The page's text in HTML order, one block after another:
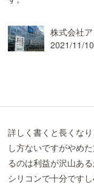
株式会社
2021/11/
詳しく書くと長くな
し方ないですがやめ
るのは利益が沢山あ
シリコンで十分です